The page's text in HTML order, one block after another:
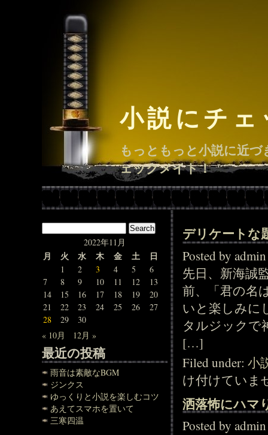
小説にチ
もっともっと小説に近
ェックメイト！
2022年11月
月 火 水 木 金 土 日
1 2 3 4 5
6
7
8 9 10 11 12
13
14
15 16 17 18 19
20
21
22 23 24 25 26
27
28
29
30
« 10月
12月 »
最近の投稿
雨音は素敵なBGM
ジンクス
ゆっくりと小説を楽しむコツ
あえてスマホを置いて
三寒四温
デリケートな
Posted by
先日、新海誠
前、「君の名
いと楽しみに
タルジックで
[…]
Filed under:小
け付けていま
洒落怖にハマ
Posted by